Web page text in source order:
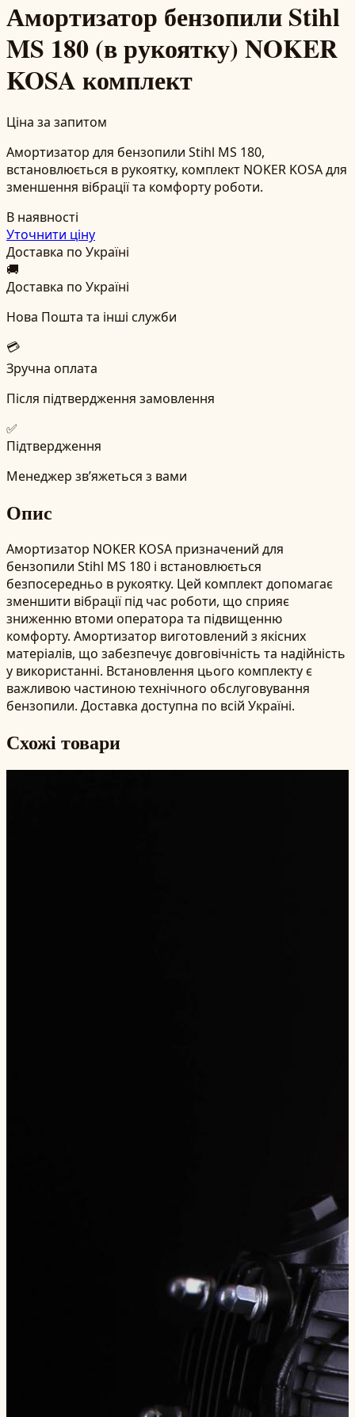
Амортизатор бензопили Stihl
MS 180 (в рукоятку) NOKER
KOSA комплект
Ціна за запитом
Амортизатор для бензопили Stihl MS 180,
встановлюється в рукоятку, комплект NOKER KOSA для
зменшення вібрації та комфорту роботи.
В наявності
Уточнити ціну
Доставка по Україні
🚚
Доставка по Україні
Нова Пошта та інші служби
💳
Зручна оплата
Після підтвердження замовлення
✅
Підтвердження
Менеджер зв’яжеться з вами
Опис
Амортизатор NOKER KOSA призначений для
бензопили Stihl MS 180 і встановлюється
безпосередньо в рукоятку. Цей комплект допомагає
зменшити вібрації під час роботи, що сприяє
зниженню втоми оператора та підвищенню
комфорту. Амортизатор виготовлений з якісних
матеріалів, що забезпечує довговічність та надійність
у використанні. Встановлення цього комплекту є
важливою частиною технічного обслуговування
бензопили. Доставка доступна по всій Україні.
Схожі товари